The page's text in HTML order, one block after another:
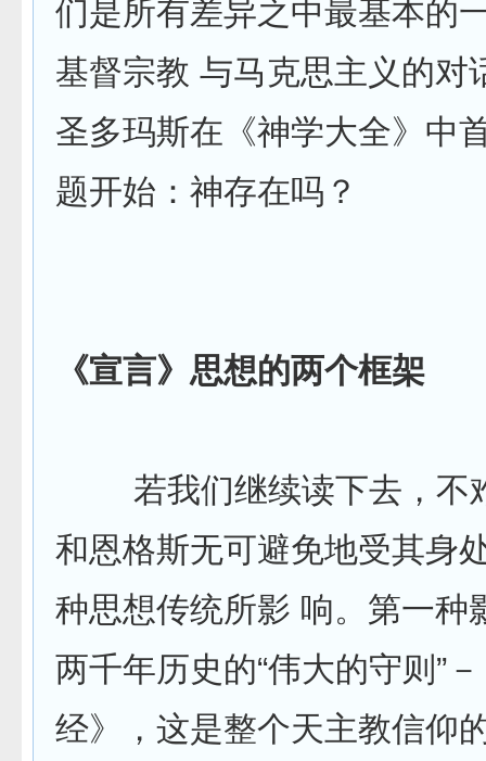
们是所有差异之中最基本的
基督宗教 与马克思主义的对
圣多玛斯在《神学大全》中
题开始：神存在吗？
《宣言》思想的两个框架
若我们继续读下去，不
和恩格斯无可避免地受其身
种思想传统所影 响。第一种
两千年历史的“伟大的守则”
经》，这是整个天主教信仰